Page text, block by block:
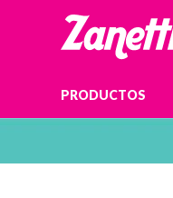
PRODUCTOS